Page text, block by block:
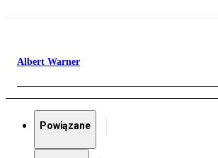
Albert Warner
Powiązane